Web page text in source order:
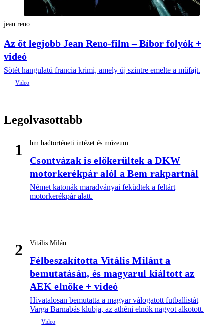
jean reno
Az öt legjobb Jean Reno-film – Bíbor folyók +
videó
Sötét hangulatú francia krimi, amely új szintre emelte a műfajt.
Legolvasottabb
1 hm hadtörténeti intézet és múzeum
Csontvázak is előkerültek a DKW
motorkerékpár alól a Bem rakpartnál
Német katonák maradványai feküdtek a feltárt
motorkerékpár alatt.
2 Vitális Milán
Félbeszakította Vitális Milánt a
bemutatásán, és magyarul kiáltott az
AEK elnöke + videó
Hivatalosan bemutatta a magyar válogatott futballistát
Varga Barnabás klubja, az athéni elnök nagyot alkotott.